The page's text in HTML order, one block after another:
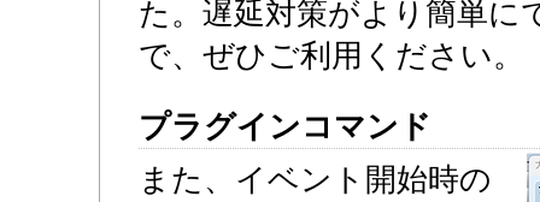
た。遅延対策がより簡単に
で、ぜひご利用ください。
プラグインコマンド
また、イベント開始時の